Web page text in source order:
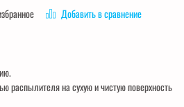
Добавить в сравнение
распылителя на сухую и чистую поверхность